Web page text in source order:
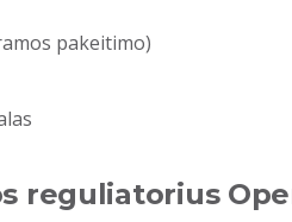
pakeitimo)